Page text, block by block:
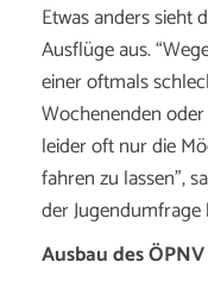
Etwas anders sieht
Ausflüge aus.
einer oftmals
Wochenenden
leider oft nur die
fahren zu lassen”,
der
Ausbau des